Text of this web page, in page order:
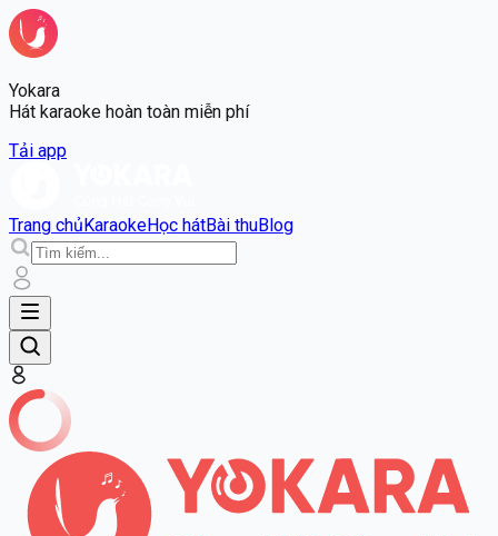
Yokara
Hát karaoke hoàn toàn miễn phí
Tải app
Trang chủKaraokeHọc hátBài thuBlog